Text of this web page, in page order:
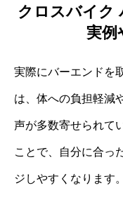
クロスバイク
実例
実際にバーエンドを
は、体への負担軽減
声が多数寄せられて
ことで、自分に合っ
ジしやすくなります。